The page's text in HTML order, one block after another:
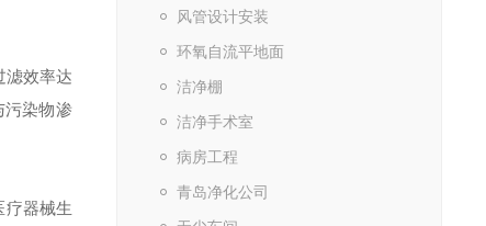
风管设计安装
环氧自流平地面
洁净棚
洁净手术室
病房工程
青岛净化公司
滤效率达
污染物渗
疗器械生